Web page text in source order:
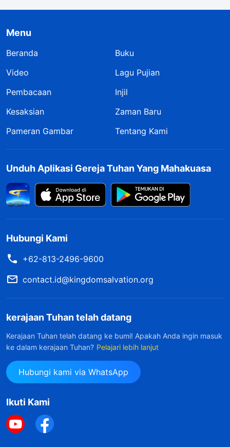
Menu
Beranda
Buku
Video
Lagu Pujian
Pembacaan
Injil
Kesaksian
Zaman Baru
Pameran Gambar
Tentang Kami
Unduh Aplikasi Gereja Tuhan Yang Mahakuasa
Hubungi Kami
+62-813-2496-9600
contact.id@kingdomsalvation.org
kerajaan Tuhan telah datang
Kerajaan Tuhan telah datang ke bumi! Apakah Anda ingin masuk
ke dalam kerajaan Tuhan? Pelajari lebih lanjut
Hubungi kami via WhatsApp
Ikuti Kami